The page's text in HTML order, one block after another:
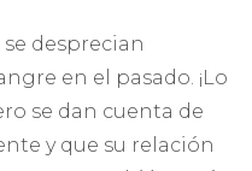
desprecian
en el pasado. ¡Lo
se dan cuenta de
y que su relación